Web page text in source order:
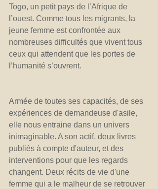
Togo, un petit pays de l’Afrique de
l’ouest. Comme tous les migrants, la
jeune femme est confrontée aux
nombreuses difficultés que vivent tous
ceux qui attendent que les portes de
l’humanité s’ouvrent.
Armée de toutes ses capacités, de ses
expériences de demandeuse d'asile,
elle nous entraine dans un univers
inimaginable. A son actif, deux livres
publiés à compte d'auteur, et des
interventions pour que les regards
changent. Deux récits de vie d'une
femme qui a le malheur de se retrouver